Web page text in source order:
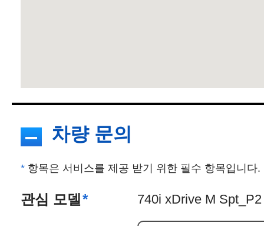
차량 문의
* 항목은 서비스를 제공 받기 위한 필수 항목입니다.
관심 모델* 740i xDrive M Spt_P2